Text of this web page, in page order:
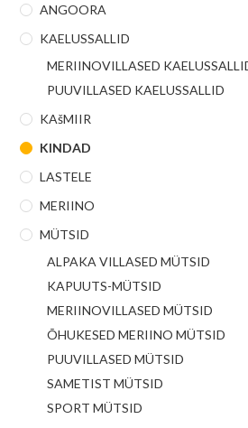
ANGOORA
KAELUSSALLID
MERIINOVILLASED
PUUVILLASED KAELUSSALLID
KAšMIIR
KINDAD
LASTELE
MERIINO
MÜTSID
ALPAKA VILLASED MÜTSID
KAPUUTS-MÜTSID
MERIINOVILLASED MÜTSID
ÕHUKESED MERIINO MÜTSID
PUUVILLASED MÜTSID
SAMETIST MÜTSID
SPORT MÜTSID